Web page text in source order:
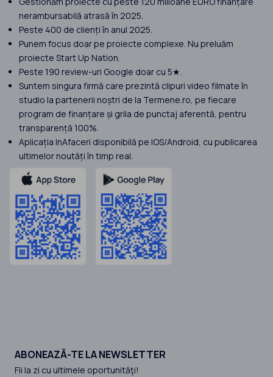
nerambursabilă atrasă în 2025.
Peste 400 de clienți în anul 2025.
Punem focus doar pe proiecte complexe. Nu preluăm
proiecte Start Up Nation.
Peste 190 review-uri Google doar cu 5★.
Suntem singura firmă care prezintă clipuri video filmate în
studio la partenerii noștri de la Termene.ro, pe fiecare
program de finanțare și grila de punctaj aferentă, pentru
transparență 100%.
Aplicația InAfaceri disponibilă pe IOS/Android, cu publicarea
ultimelor noutăți în timp real.
ABONEAZĂ-TE LA NEWSLETTER
Fii la zi cu ultimele oportunităţi!